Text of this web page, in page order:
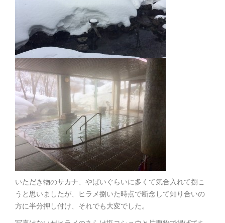
いただき物のサカナ、やばいぐらいに多くて気合入れて捌こ
うと思いましたが、ヒラメ捌いた時点で断念して知り合いの
方に半分押し付け、それでも大変でした。